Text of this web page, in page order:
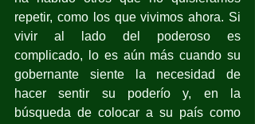
repetir, como los que vivimos ahora. Si
vivir al lado del poderoso es
complicado, lo es aún más cuando su
gobernante siente la necesidad de
hacer sentir su poderío y, en la
búsqueda de colocar a su país como